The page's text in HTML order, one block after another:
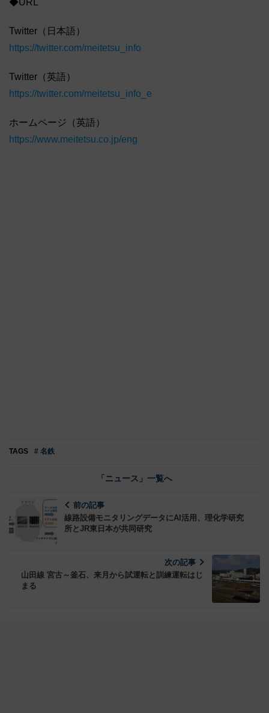
◆URL
Twitter（日本語）
https://twitter.com/meitetsu_info
Twitter（英語）
https://twitter.com/meitetsu_info_e
ホームページ（英語）
https://www.meitetsu.co.jp/eng
TAGS # 名鉄
「ニュース」一覧へ
前の記事
線路設備モニタリングデータにAI活用、理化学研究
所とJR東日本が共同研究
次の記事
山田線 宮古～釜石、来月から試運転と訓練運転はじ
まる